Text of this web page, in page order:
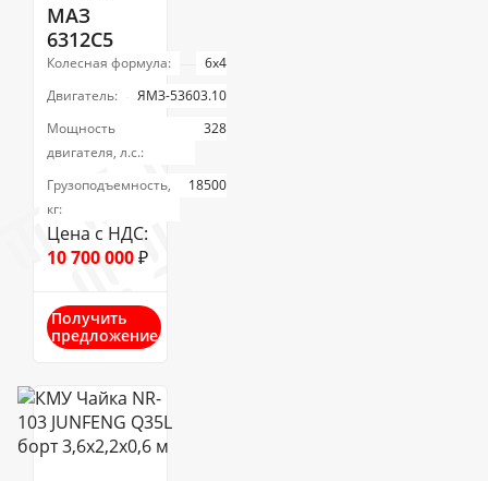
МАЗ
6312С5
Колесная формула:
6х4
Двигатель:
ЯМЗ-53603.10
Мощность
двигателя, л.с.:
328
Грузоподъемность,
кг:
18500
Цена с НДС:
10 700 000₽
Получить
предложение